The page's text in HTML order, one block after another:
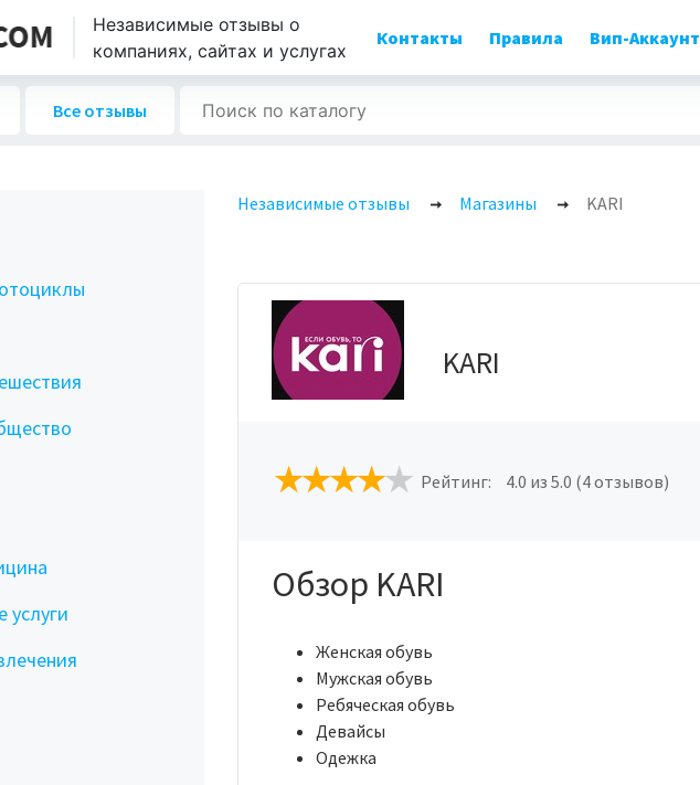
Независимые отзывы о
компаниях, сайтах и услугах
Контакты Правила Вип-Аккаунт
Все отзывы
Независимые отзывы Магазины KARI
KARI
Рейтинг: 4.0 из 5.0 (4 отзывов)
Обзор KARI
Женская обувь
Мужская обувь
Ребяческая обувь
Девайсы
Одежка
услуги